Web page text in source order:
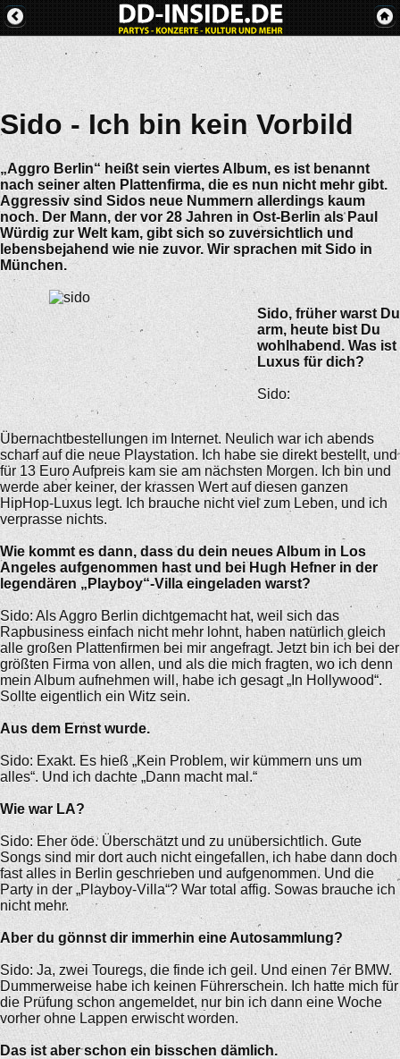
Sido - Ich bin kein Vorbild
„Aggro Berlin“ heißt sein viertes Album, es ist benannt
nach seiner alten Plattenfirma, die es nun nicht mehr gibt.
Aggressiv sind Sidos neue Nummern allerdings kaum
noch. Der Mann, der vor 28 Jahren in Ost-Berlin als Paul
Würdig zur Welt kam, gibt sich so zuversichtlich und
lebensbejahend wie nie zuvor. Wir sprachen mit Sido in
München.
Sido, früher warst Du
arm, heute bist Du
wohlhabend. Was ist
Luxus für dich?
Sido:
Übernachtbestellungen im Internet. Neulich war ich abends
scharf auf die neue Playstation. Ich habe sie direkt bestellt, und
für 13 Euro Aufpreis kam sie am nächsten Morgen. Ich bin und
werde aber keiner, der krassen Wert auf diesen ganzen
HipHop-Luxus legt. Ich brauche nicht viel zum Leben, und ich
verprasse nichts.
Wie kommt es dann, dass du dein neues Album in Los
Angeles aufgenommen hast und bei Hugh Hefner in der
legendären „Playboy“-Villa eingeladen warst?
Sido: Als Aggro Berlin dichtgemacht hat, weil sich das
Rapbusiness einfach nicht mehr lohnt, haben natürlich gleich
alle großen Plattenfirmen bei mir angefragt. Jetzt bin ich bei der
größten Firma von allen, und als die mich fragten, wo ich denn
mein Album aufnehmen will, habe ich gesagt „In Hollywood“.
Sollte eigentlich ein Witz sein.
Aus dem Ernst wurde.
Sido: Exakt. Es hieß „Kein Problem, wir kümmern uns um
alles“. Und ich dachte „Dann macht mal.“
Wie war LA?
Sido: Eher öde. Überschätzt und zu unübersichtlich. Gute
Songs sind mir dort auch nicht eingefallen, ich habe dann doch
fast alles in Berlin geschrieben und aufgenommen. Und die
Party in der „Playboy-Villa“? War total affig. Sowas brauche ich
nicht mehr.
Aber du gönnst dir immerhin eine Autosammlung?
Sido: Ja, zwei Touregs, die finde ich geil. Und einen 7er BMW.
Dummerweise habe ich keinen Führerschein. Ich hatte mich für
die Prüfung schon angemeldet, nur bin ich dann eine Woche
vorher ohne Lappen erwischt worden.
Das ist aber schon ein bisschen dämlich.